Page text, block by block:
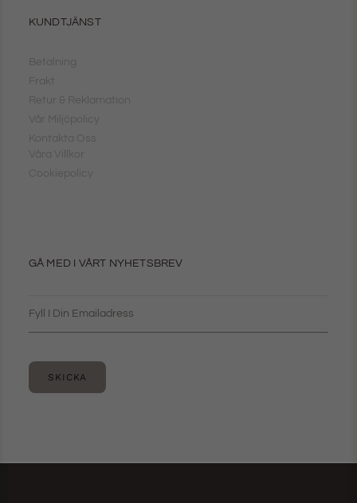
KUNDTJÄNST
Betalning
Frakt
Retur & Reklamation
Vår Miljöpolicy
Kontakta Oss
Våra Villkor
Cookiepolicy
GÅ MED I VÅRT NYHETSBREV
SKICKA